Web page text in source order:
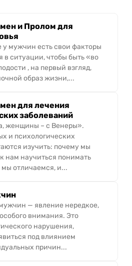
и Пролом для
у мужчин есть свои факторы
в ситуации, чтобы быть «во
, на первый взгляд,
образ жизни,...
для лечения
заболеваний
женщины – с Венеры».
и психологических
изучить: почему мы
нам научиться понимать
отличаемся, и...
— явление нередкое,
внимания. Это
нарушения,
под влиянием
причин...